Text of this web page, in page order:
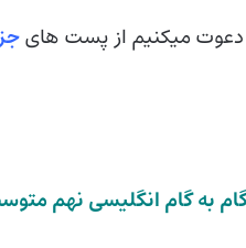
میکنیم از پست های
به گام انگلیسی نهم